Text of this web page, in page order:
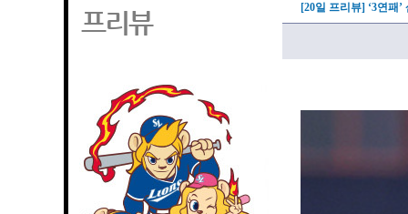
프리뷰 [20일 프리뷰] ‘3연패